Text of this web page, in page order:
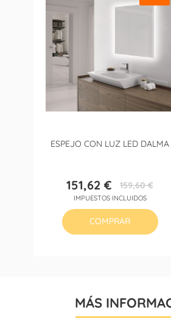
ESPEJO CON LUZ LED DALMA
Precio
151,62 €Precio
base
159,60 €
IMPUESTOS INCLUIDOS
COMPRAR
MÁS